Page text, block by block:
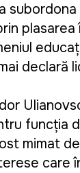
declară
funcția
mimat
care